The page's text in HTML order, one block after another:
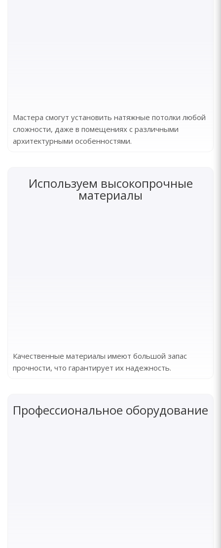
Мастера смогут установить натяжные потолки любой
сложности, даже в помещениях с различными
архитектурными особенностями.
Используем высокопрочные
материалы
Качественные материалы имеют большой запас
прочности, что гарантирует их надежность.
Профессиональное оборудование